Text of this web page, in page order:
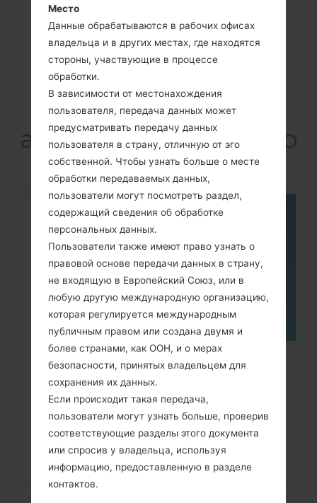
Cтатьи
LGF240K(LGF240K)
akaLG Optimus G Pro
Как удалить все данные с
телефона через меню на LG...
Место
Данные обрабатываются в рабочих офисах
владельца и в других местах, где находятся
стороны, участвующие в процессе
обработки.
В зависимости от местонахождения
пользователя, передача данных может
предусматривать передачу данных
пользователя в страну, отличную от эго
собственной. Чтобы узнать больше о месте
обработки передаваемых данных,
пользователи могут посмотреть раздел,
содержащий сведения об обработке
персональных данных.
Пользователи также имеют право узнать о
правовой основе передачи данных в страну,
не входящую в Европейский Союз, или в
любую другую международную организацию,
которая регулируется международным
публичным правом или создана двумя и
более странами, как ООН, и о мерах
безопасности, принятых владельцем для
сохранения их данных.
Если происходит такая передача,
пользователи могут узнать больше, проверив
соответствующие разделы этого документа
или спросив у владельца, используя
информацию, предоставленную в разделе
контактов.